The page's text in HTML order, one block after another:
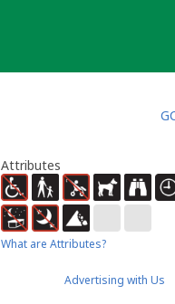
Attributes
What are Attributes?
Advertising with Us